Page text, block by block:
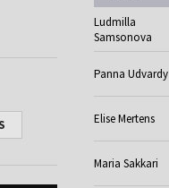
Ludmilla
Samsonova
Panna Udvardy
Elise Mertens
Maria Sakkari